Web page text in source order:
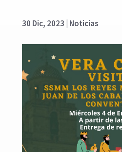
30 Dic, 2023 Noticias